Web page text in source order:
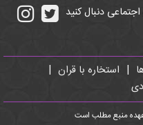
دنبال کنید
| استخاره با قران |
منبع مطلب است